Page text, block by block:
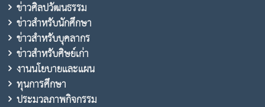
ข่าวศิลปวัฒนธรรม
ข่าวสำหรับนักศึกษา
ข่าวสำหรับบุคลากร
ข่าวสำหรับศิษย์เก่า
งานนโยบายและแผน
ทุนการศึกษา
ประมวลภาพกิจกรรม